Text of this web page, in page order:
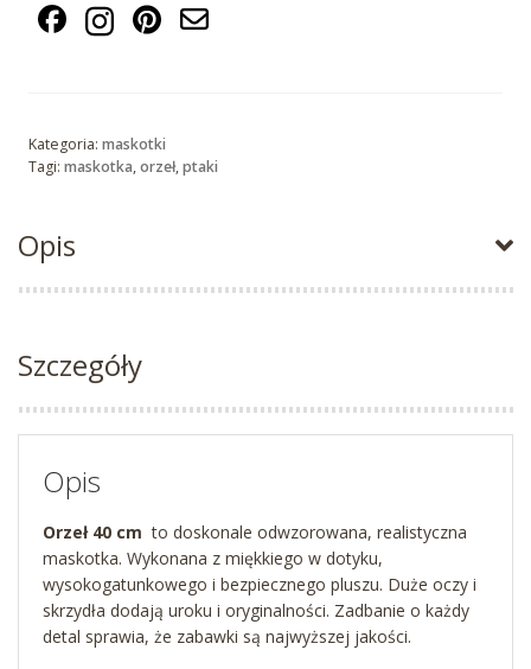
Kategoria: maskotki
Tagi: maskotka,orzeł,ptaki
Opis
Szczegóły
Opis
Orzeł 40 cmto doskonale odwzorowana, realistyczna
maskotka. Wykonana z miękkiego w dotyku,
wysokogatunkowego i bezpiecznego pluszu. Duże oczy i
skrzydła dodają uroku i oryginalności. Zadbanie o każdy
detal sprawia, że zabawki są najwyższej jakości.